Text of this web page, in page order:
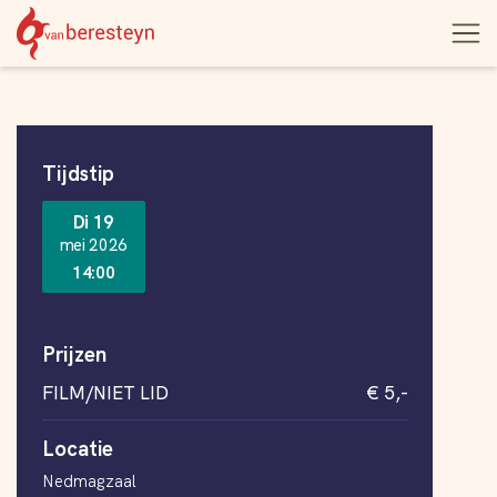
Navigatie
overslaan
Theater
vanBeresteyn
Open
Informatie
Tijdstip
Di 19
mei 2026
14:00
Prijzen
FILM/NIET LID € 5,-
Locatie
Nedmagzaal